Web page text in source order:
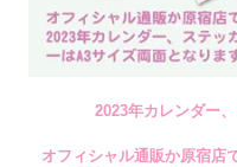
2023年カレンダー
オフィシャル通販か原宿店